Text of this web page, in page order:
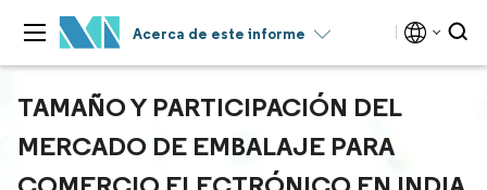
Acerca de este informe
TAMAÑO Y PARTICIPACIÓN DEL
MERCADO DE EMBALAJE PARA